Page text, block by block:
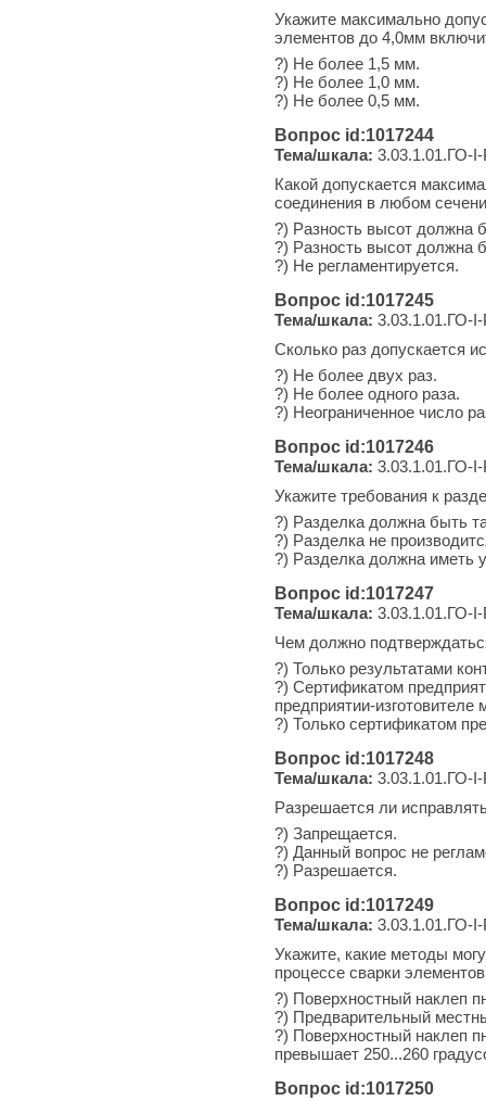
Укажите максимально
элементов до 4,0мм
?) Не более 1,5 мм.
?) Не более 1,0 мм.
?) Не более 0,5 мм.
Вопрос id:1017244
Тема/шкала: 3.03.1.01.ГО-
Какой допускается
соединения в любом
?) Разность высот должна
?) Разность высот должна
?) Не регламентируется.
Вопрос id:1017245
Тема/шкала: 3.03.1.01.ГО-
Сколько раз допускается
?) Не более двух раз.
?) Не более одного раза.
?) Неограниченное число
Вопрос id:1017246
Тема/шкала: 3.03.1.01.ГО-
Укажите требования к
?) Разделка должна быть
?) Разделка не
?) Разделка должна иметь
Вопрос id:1017247
Тема/шкала: 3.03.1.01.ГО-
Чем должно
?) Только результатами
?) Сертификатом
предприятии-изготовителе
?) Только сертификатом
Вопрос id:1017248
Тема/шкала: 3.03.1.01.ГО-
Разрешается ли
?) Запрещается.
?) Данный вопрос не
?) Разрешается.
Вопрос id:1017249
Тема/шкала: 3.03.1.01.ГО-
Укажите, какие методы
процессе сварки
?) Поверхностный наклеп
?) Предварительный
?) Поверхностный наклеп
превышает 250...260
Вопрос id:1017250